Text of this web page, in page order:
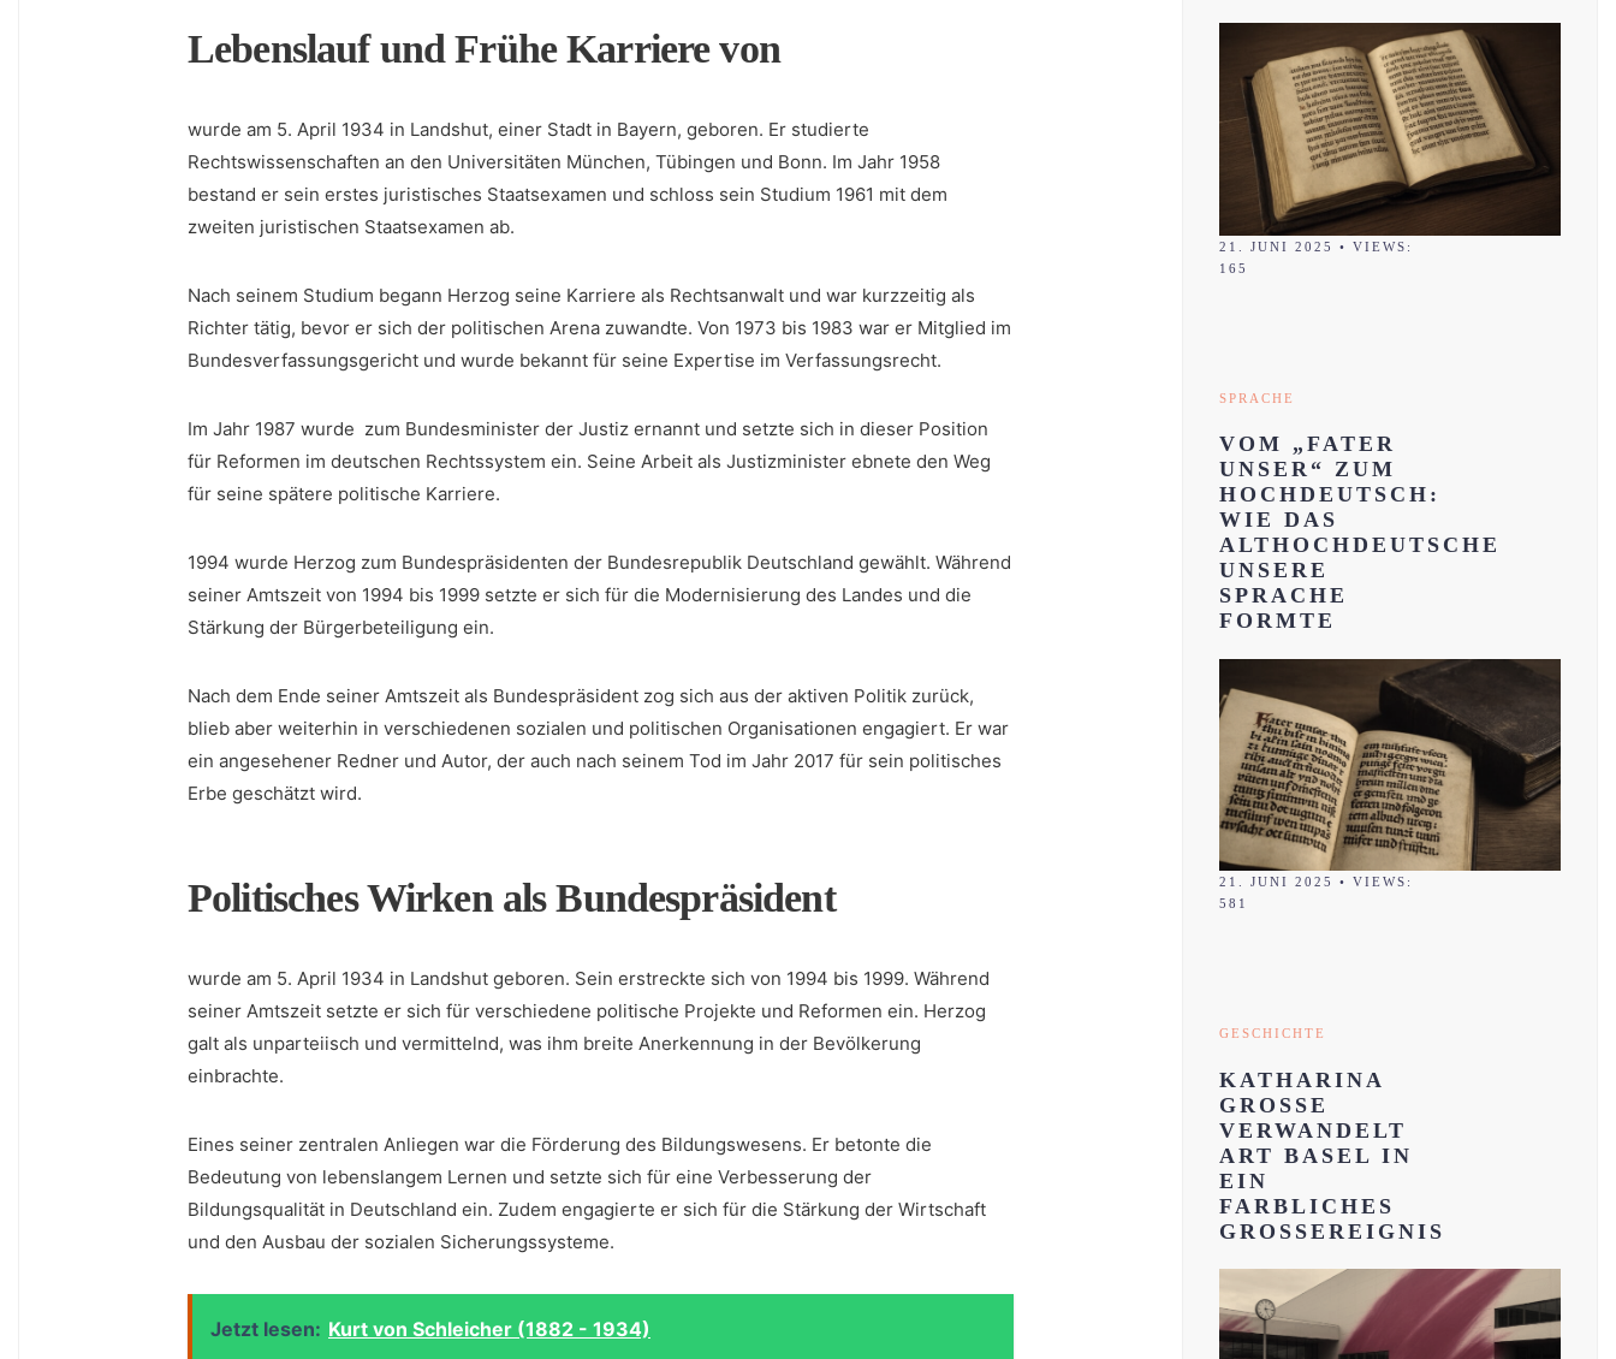
Lebenslauf und Frühe Karriere von
wurde am 5. April ⁢1934 in Landshut, einer Stadt in Bayern, geboren. Er studierte
Rechtswissenschaften an den Universitäten München, Tübingen ​und Bonn. Im Jahr 1958
bestand er sein erstes juristisches​ Staatsexamen und schloss sein Studium 1961 mit ​dem
zweiten juristischen Staatsexamen ab.
Nach seinem Studium begann Herzog seine Karriere als ⁤Rechtsanwalt und war kurzzeitig als
Richter tätig, bevor er sich der politischen Arena zuwandte. Von 1973 bis 1983​ war er Mitglied im
Bundesverfassungsgericht und ⁢wurde bekannt ⁤für seine Expertise im Verfassungsrecht.
Im Jahr 1987 wurde ‌ zum Bundesminister der Justiz⁣ ernannt ⁣und setzte sich in ‍dieser Position
für Reformen im deutschen Rechtssystem ein. Seine Arbeit als Justizminister ebnete den Weg ​
für seine spätere politische Karriere.
1994 wurde Herzog zum Bundespräsidenten der Bundesrepublik Deutschland gewählt. Während
seiner Amtszeit von 1994 bis 1999 setzte er sich für die​ Modernisierung des Landes und die
Stärkung ‍der Bürgerbeteiligung ein.
Nach dem Ende seiner Amtszeit⁢ als Bundespräsident zog sich aus der aktiven Politik zurück,
blieb aber weiterhin in verschiedenen sozialen und politischen Organisationen engagiert. Er war
ein angesehener Redner und⁣ Autor, der ​auch nach seinem Tod im Jahr 2017 für sein politisches
Erbe geschätzt wird.
Politisches Wirken als Bundespräsident
wurde am 5. April 1934 in Landshut geboren. Sein erstreckte sich von 1994 bis 1999. Während
seiner ‌Amtszeit ⁣setzte er sich für verschiedene⁣ politische Projekte‍ und Reformen ein. Herzog
galt als⁤ unparteiisch und vermittelnd, was ihm breite Anerkennung in der Bevölkerung
⁤einbrachte.
Eines seiner zentralen Anliegen war die Förderung des Bildungswesens. Er betonte die
Bedeutung von lebenslangem Lernen und setzte sich für eine Verbesserung der
Bildungsqualität in Deutschland ein. Zudem engagierte er sich für ‍die Stärkung der Wirtschaft
und den Ausbau der sozialen​ Sicherungssysteme.
Jetzt lesen: Kurt von Schleicher (1882 - 1934)
21. JUNI 2025 • VIEWS:
165
SPRACHE
VOM „FATER
UNSER“ ZUM
HOCHDEUTSCH:
WIE DAS
ALTHOCHDEUTSCHE
UNSERE
SPRACHE
FORMTE
21. JUNI 2025 • VIEWS:
581
GESCHICHTE
KATHARINA
GROSSE
VERWANDELT
ART BASEL IN
EIN
FARBLICHES
GROSSEREIGNIS